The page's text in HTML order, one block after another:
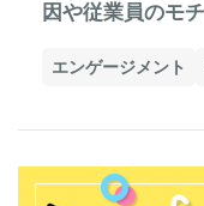
因や従業員のモ
エンゲージメント